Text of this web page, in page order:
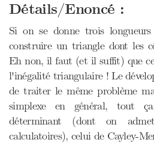
Détails/Enoncé :
Si on se donne trois
construire un triangle dont les
Eh non, il faut (et il suffit) que
l'inégalité triangulaire ! Le
de traiter le même problème
simplexe en général, tout
déterminant (dont on
calculatoires), celui de Cayley-